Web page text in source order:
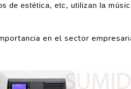
de estética, etc, utilizan la
en el sector